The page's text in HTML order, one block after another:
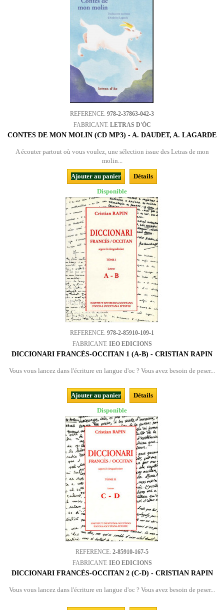
REFERENCE: 978-2-37863-042-3
FABRICANT: LETRAS D'ÒC
CONTES DE MON MOLIN (CD MP3) - A. DAUDET, A. LAGARDE
A écouter partout où vous voulez, une sélection issue des Letras de mon
molin...
Ajouter au panier
Détails
Disponible
REFERENCE: 978-2-85910-109-1
FABRICANT: IEO EDICIONS
DICCIONARI FRANCÉS-OCCITAN 1 (A-B) - CRISTIAN RAPIN
Vous vous lancez dans l'écriture en langue d'oc ? Vous avez besoin de peser...
Ajouter au panier
Détails
Disponible
REFERENCE: 2-85910-167-5
FABRICANT: IEO EDICIONS
DICCIONARI FRANCÉS-OCCITAN 2 (C-D) - CRISTIAN RAPIN
Vous vous lancez dans l'écriture en langue d'oc ? Vous avez besoin de peser...